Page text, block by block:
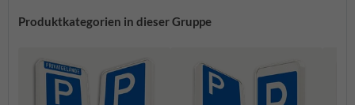
Produktkategorien in dieser Gruppe